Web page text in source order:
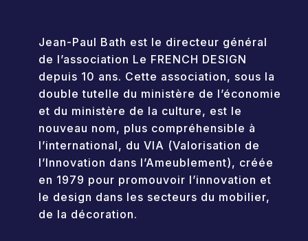
Jean-Paul Bath est le directeur général
de l’association Le FRENCH DESIGN
depuis 10 ans. Cette association, sous la
double tutelle du ministère de l’économie
et du ministère de la culture, est le
nouveau nom, plus compréhensible à
l’international, du VIA (Valorisation de
l’Innovation dans l’Ameublement), créée
en 1979 pour promouvoir l’innovation et
le design dans les secteurs du mobilier,
de la décoration.